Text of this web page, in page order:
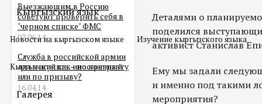
Кыргызский язык
Новости на кыргызском языке Изучение кыргызского языка
Кыргызский как иностранный
Галерея
Выезжающим в Россию
советуют проверить себя в
"черном списке" ФМС
03.06.14
Служба в российской армии
для мигранта – по контракту
или по призыву?
16.04.14
Деталями о
поделился
активист Станислав
Ему мы задали
и именно под такими
мероприятия?